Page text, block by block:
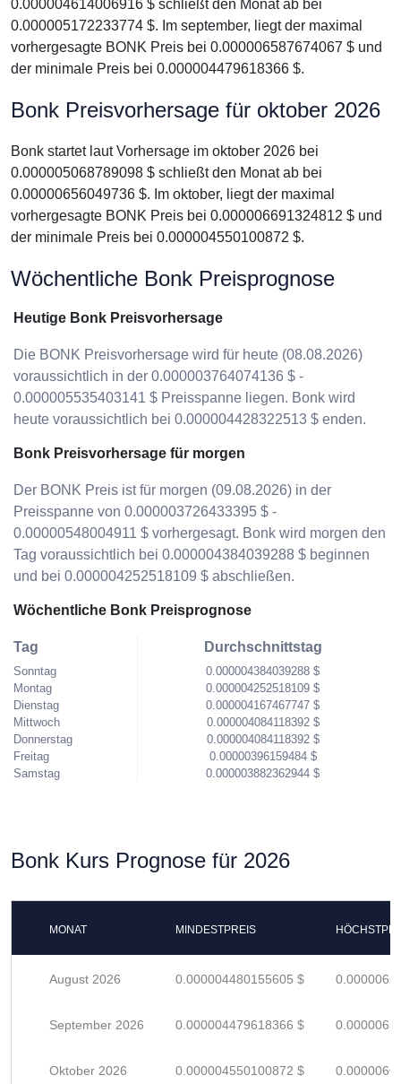
0.000004614006916 $ schließt den Monat ab bei
0.000005172233774 $. Im september, liegt der maximal
vorhergesagte BONK Preis bei 0.000006587674067 $ und
der minimale Preis bei 0.000004479618366 $.
Bonk Preisvorhersage für oktober 2026
Bonk startet laut Vorhersage im oktober 2026 bei
0.000005068789098 $ schließt den Monat ab bei
0.00000656049736 $. Im oktober, liegt der maximal
vorhergesagte BONK Preis bei 0.000006691324812 $ und
der minimale Preis bei 0.000004550100872 $.
Wöchentliche Bonk Preisprognose
Heutige Bonk Preisvorhersage
Die BONK Preisvorhersage wird für heute (08.08.2026)
voraussichtlich in der 0.000003764074136 $ -
0.000005535403141 $ Preisspanne liegen. Bonk wird
heute voraussichtlich bei 0.000004428322513 $ enden.
Bonk Preisvorhersage für morgen
Der BONK Preis ist für morgen (09.08.2026) in der
Preisspanne von 0.000003726433395 $ -
0.00000548004911 $ vorhergesagt. Bonk wird morgen den
Tag voraussichtlich bei 0.000004384039288 $ beginnen
und bei 0.000004252518109 $ abschließen.
Wöchentliche Bonk Preisprognose
Tag
Sonntag
Montag
Dienstag
Mittwoch
Donnerstag
Freitag
Samstag
Durchschnittstag
0.000004384039288 $
0.000004252518109 $
0.000004167467747 $
0.000004084118392 $
0.000004084118392 $
0.00000396159484 $
0.000003882362944 $
Bonk Kurs Prognose für 2026
MONAT MINDESTPREIS
August 2026 0.000004480155605 $
September 2026 0.000004479618366 $
Oktober 2026 0.000004550100872 $